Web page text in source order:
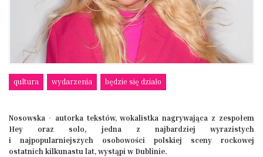
qultura wydarzenia będzie się działo
Nosowska - autorka tekstów, wokalistka nagrywająca z zespołem
Hey oraz solo, jedna z najbardziej wyrazistych
i najpopularniejszych osobowości polskiej sceny rockowej
ostatnich kilkunastu lat, wystąpi w Dublinie.